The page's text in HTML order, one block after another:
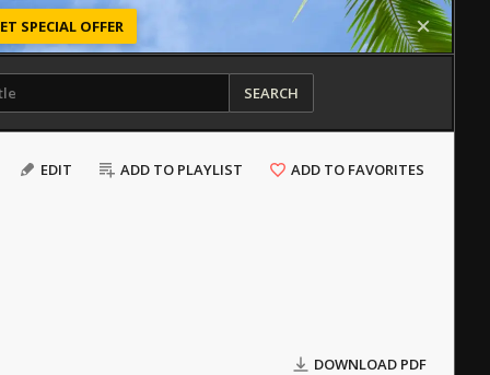
SPECIAL OFFER
SEARCH
EDIT ADD TO PLAYLIST ADD TO FAVORITES
DOWNLOAD PDF